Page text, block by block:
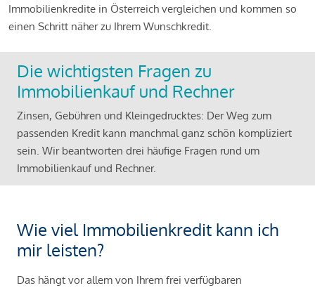
Immobilienkredite in Österreich vergleichen und kommen so
einen Schritt näher zu Ihrem Wunschkredit.
Die wichtigsten Fragen zu
Immobilienkauf und Rechner
Zinsen, Gebühren und Kleingedrucktes: Der Weg zum
passenden Kredit kann manchmal ganz schön kompliziert
sein. Wir beantworten drei häufige Fragen rund um
Immobilienkauf und Rechner.
Wie viel Immobilienkredit kann ich
mir leisten?
Das hängt vor allem von Ihrem frei verfügbaren